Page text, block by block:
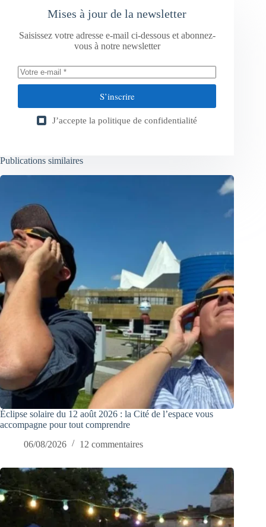
Mises à jour de la newsletter
Saisissez votre adresse e-mail ci-dessous et abonnez-
vous à notre newsletter
S’inscrire
J’accepte la politique de confidentialité
Publications similaires
Éclipse solaire du 12 août 2026 : la Cité de l’espace vous
accompagne pour tout comprendre
06/08/2026
12 commentaires